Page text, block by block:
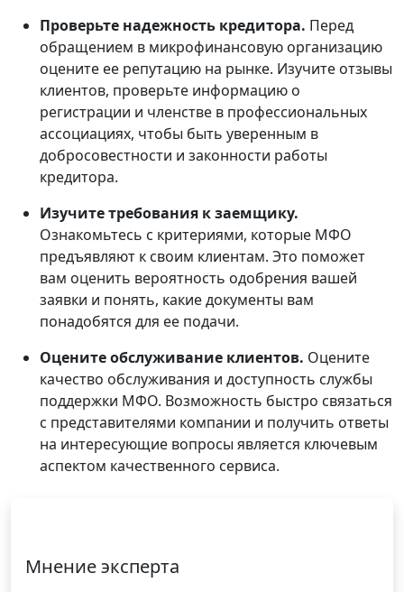
Проверьте надежность кредитора. Перед
обращением в микрофинансовую организацию
оцените ее репутацию на рынке. Изучите отзывы
клиентов, проверьте информацию о
регистрации и членстве в профессиональных
ассоциациях, чтобы быть уверенным в
добросовестности и законности работы
кредитора.
Изучите требования к заемщику.
Ознакомьтесь с критериями, которые МФО
предъявляют к своим клиентам. Это поможет
вам оценить вероятность одобрения вашей
заявки и понять, какие документы вам
понадобятся для ее подачи.
Оцените обслуживание клиентов. Оцените
качество обслуживания и доступность службы
поддержки МФО. Возможность быстро связаться
с представителями компании и получить ответы
на интересующие вопросы является ключевым
аспектом качественного сервиса.
Мнение эксперта